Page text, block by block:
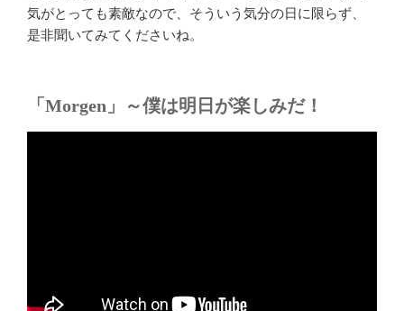
気がとっても素敵なので、そういう気分の日に限らず、
是非聞いてみてくださいね。
「Morgen」～僕は明日が楽しみだ！